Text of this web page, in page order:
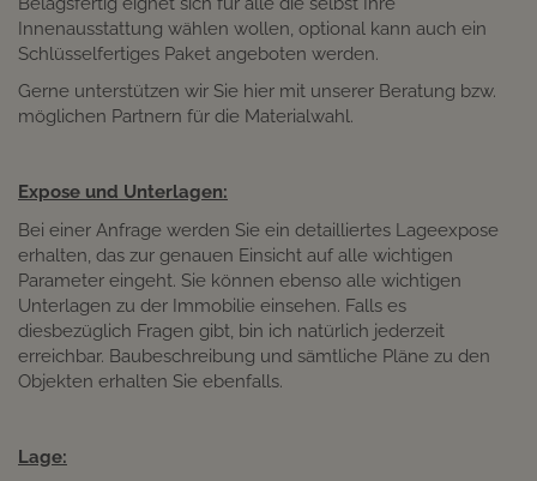
Innenausstattung wählen wollen, optional kann auch ein
Schlüsselfertiges Paket angeboten werden.
Gerne unterstützen wir Sie hier mit unserer Beratung bzw.
möglichen Partnern für die Materialwahl.
Expose und Unterlagen:
Bei einer Anfrage werden Sie ein detailliertes Lageexpose
erhalten, das zur genauen Einsicht auf alle wichtigen
Parameter eingeht. Sie können ebenso alle wichtigen
Unterlagen zu der Immobilie einsehen. Falls es
diesbezüglich Fragen gibt, bin ich natürlich jederzeit
erreichbar. Baubeschreibung und sämtliche Pläne zu den
Objekten erhalten Sie ebenfalls.
Lage: